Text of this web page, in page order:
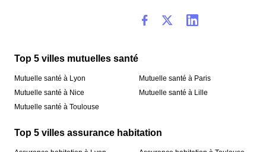
Top 5 villes mutuelles santé
Mutuelle santé à Lyon
Mutuelle santé à Nice
Mutuelle santé à Toulouse
Mutuelle santé à Paris
Mutuelle santé à Lille
Top 5 villes assurance habitation